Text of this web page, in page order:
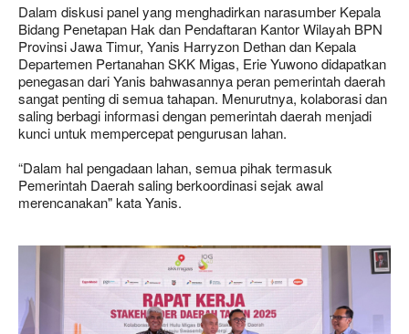
Dalam diskusi panel yang menghadirkan narasumber Kepala
Bidang Penetapan Hak dan Pendaftaran Kantor Wilayah BPN
Provinsi Jawa Timur, Yanis Harryzon Dethan dan Kepala
Departemen Pertanahan SKK Migas, Erie Yuwono didapatkan
penegasan dari Yanis bahwasannya peran pemerintah daerah
sangat penting di semua tahapan. Menurutnya, kolaborasi dan
saling berbagi informasi dengan pemerintah daerah menjadi
kunci untuk mempercepat pengurusan lahan.
“Dalam hal pengadaan lahan, semua pihak termasuk
Pemerintah Daerah saling berkoordinasi sejak awal
merencanakan" kata Yanis.